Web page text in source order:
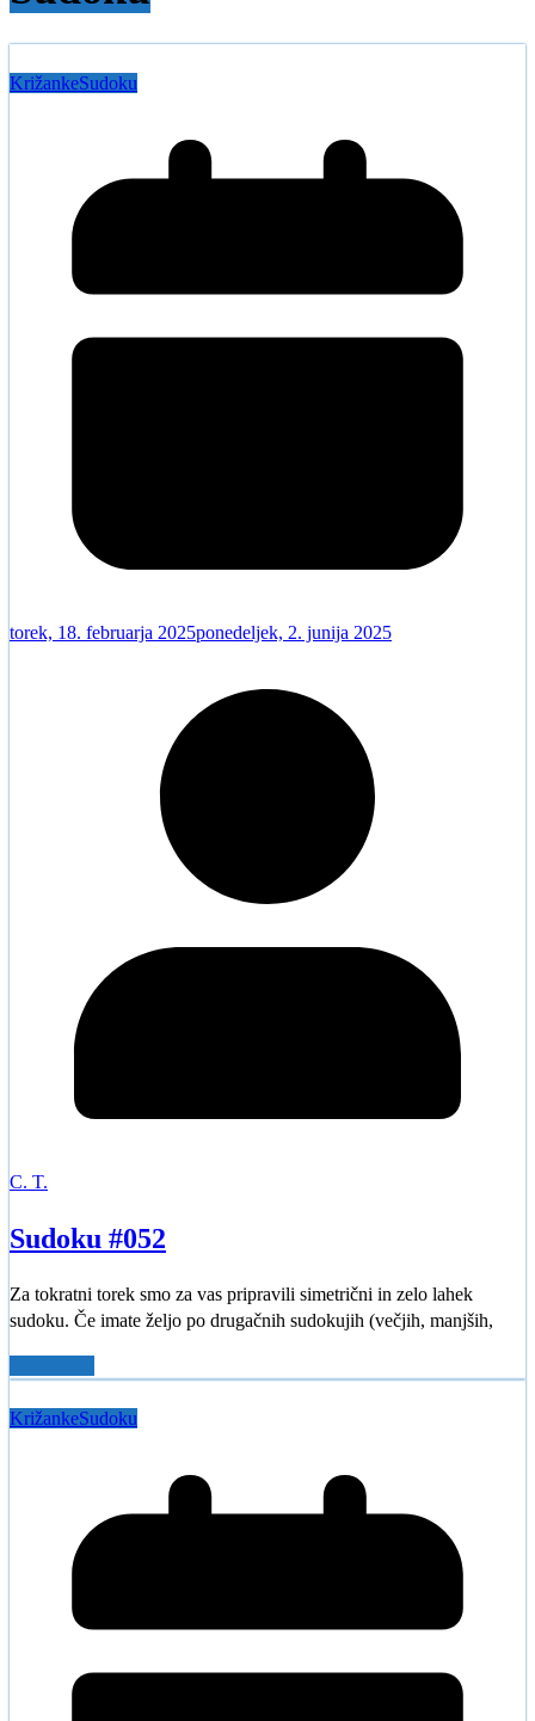
KrižankeSudoku
torek, 18. februarja 2025ponedeljek, 2. junija 2025
C. T.
Sudoku #052
Za tokratni torek smo za vas pripravili simetrični in zelo lahek
sudoku. Če imate željo po drugačnih sudokujih (večjih, manjših,
KrižankeSudoku